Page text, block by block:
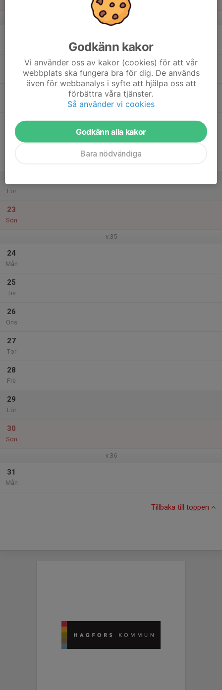
v.34
Tor
Lör
23
Sön
v.35
24
Mån
25
Tis
26
Ons
27
Tor
28
Fre
29
Lör
30
Sön
v.36
31
Mån
Tillbaka till toppen
Godkänn kakor
Vi använder oss av kakor (cookies) för att vår
webbplats ska fungera bra för dig. De används
även för webbanalys i syfte att hjälpa oss att
förbättra våra tjänster.
Så använder vi cookies
Godkänn alla kakor
Bara nödvändiga